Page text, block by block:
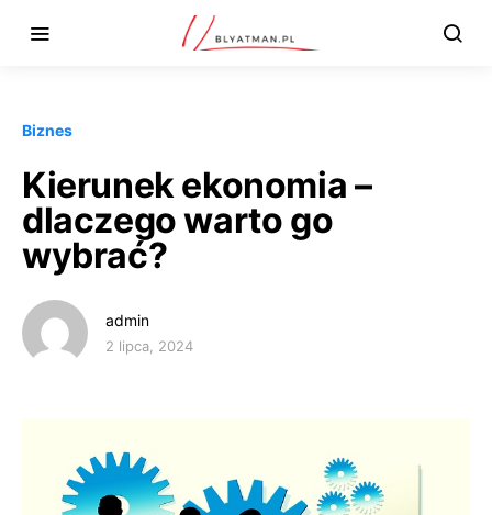
Biznes
Kierunek ekonomia –
dlaczego warto go
wybrać?
admin
2 lipca, 2024